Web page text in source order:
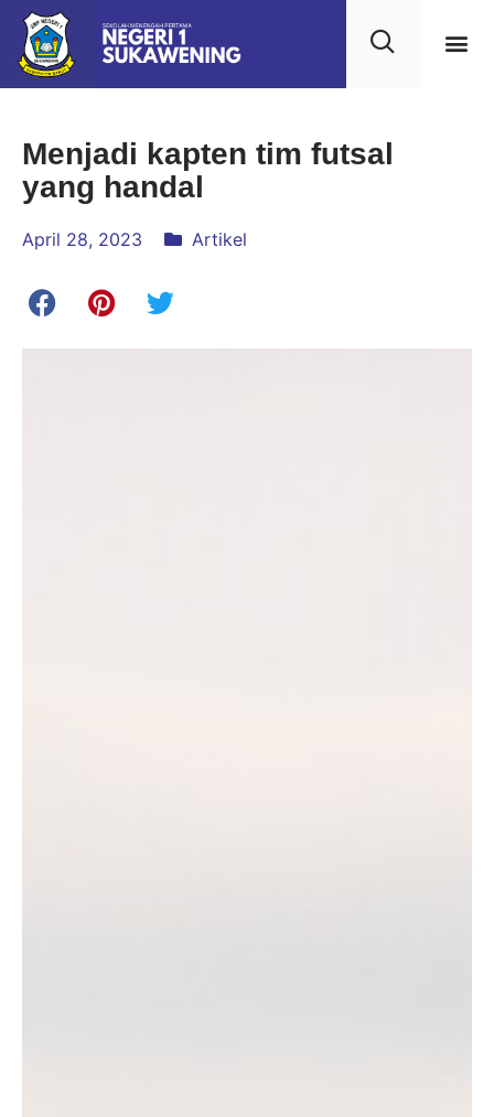
Menjadi kapten tim futsal
yang handal
April 28, 2023 Artikel